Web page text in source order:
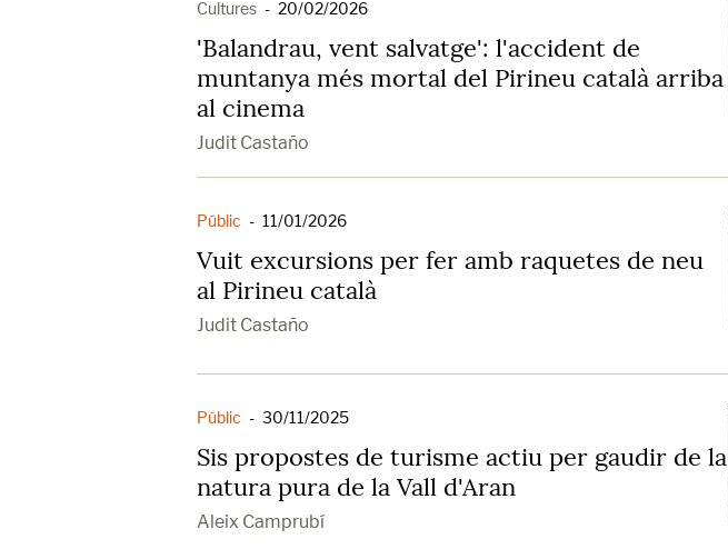
Cultures - 20/02/2026
'Balandrau, vent salvatge': l'accident de
muntanya més mortal del Pirineu català arriba
al cinema
Judit Castaño
Públic - 11/01/2026
Vuit excursions per fer amb raquetes de neu
al Pirineu català
Judit Castaño
Públic - 30/11/2025
Sis propostes de turisme actiu per gaudir de la
natura pura de la Vall d'Aran
Aleix Camprubí